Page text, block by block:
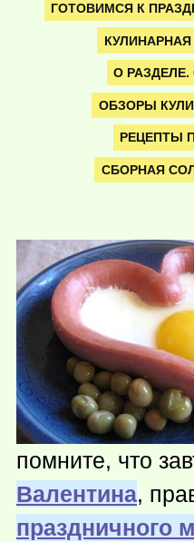
ГОТОВИМСЯ К
О
ОБЗОРЫ
РЕЦЕПТЫ
СБОРНАЯ
помните, что
Валентина,
праздничного